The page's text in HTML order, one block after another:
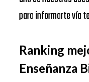
para informarte vía
Ranking
Enseñanza